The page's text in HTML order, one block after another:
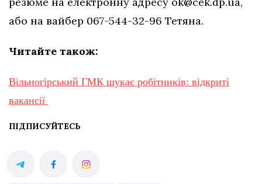
або на вайбер 067-544-32-96 Тетяна.
Читайте також:
Вільногірський ГМК шукає робітників: відкриті
вакансії
ПІДПИСУЙТЕСЬ